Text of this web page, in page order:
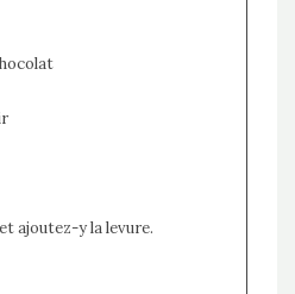
ajoutez-y la levure.